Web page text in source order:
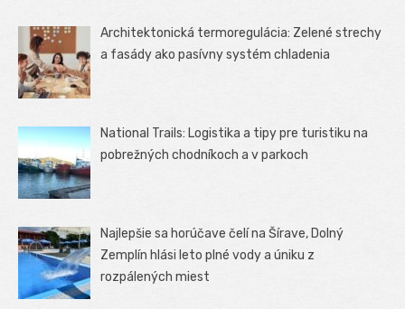
Architektonická termoregulácia: Zelené strechy
a fasády ako pasívny systém chladenia
National Trails: Logistika a tipy pre turistiku na
pobrežných chodníkoch a v parkoch
Najlepšie sa horúčave čelí na Šírave, Dolný
Zemplín hlási leto plné vody a úniku z
rozpálených miest